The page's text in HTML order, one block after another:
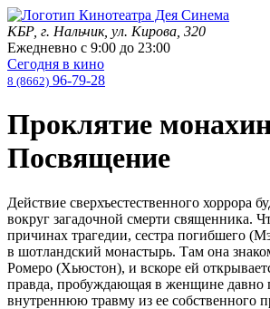
КБР, г. Нальчик, ул. Кирова, 320
Ежедневно с 9:00 до 23:00
Сегодня в кино
8 (8662) 96-79-28
Проклятие
Посвящение
Действие сверхъестественного хоррора
вокруг загадочной смерти священника.
причинах трагедии, сестра погибшего
в шотландский монастырь. Там она
Ромеро (Хьюстон), и вскоре ей
правда, пробуждающая в женщине давно
внутреннюю травму из ее собственного